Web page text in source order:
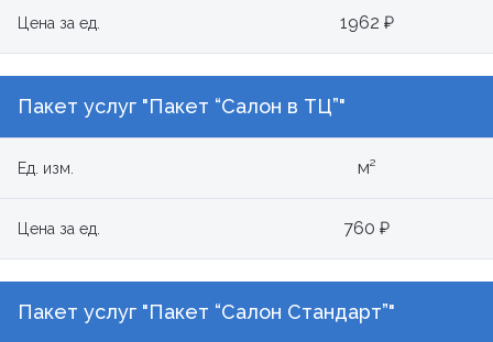
Цена за ед. 1962 ₽
Пакет услуг "Пакет “Салон в ТЦ”"
Ед. изм. м²
Цена за ед. 760 ₽
Пакет услуг "Пакет “Салон Стандарт”"